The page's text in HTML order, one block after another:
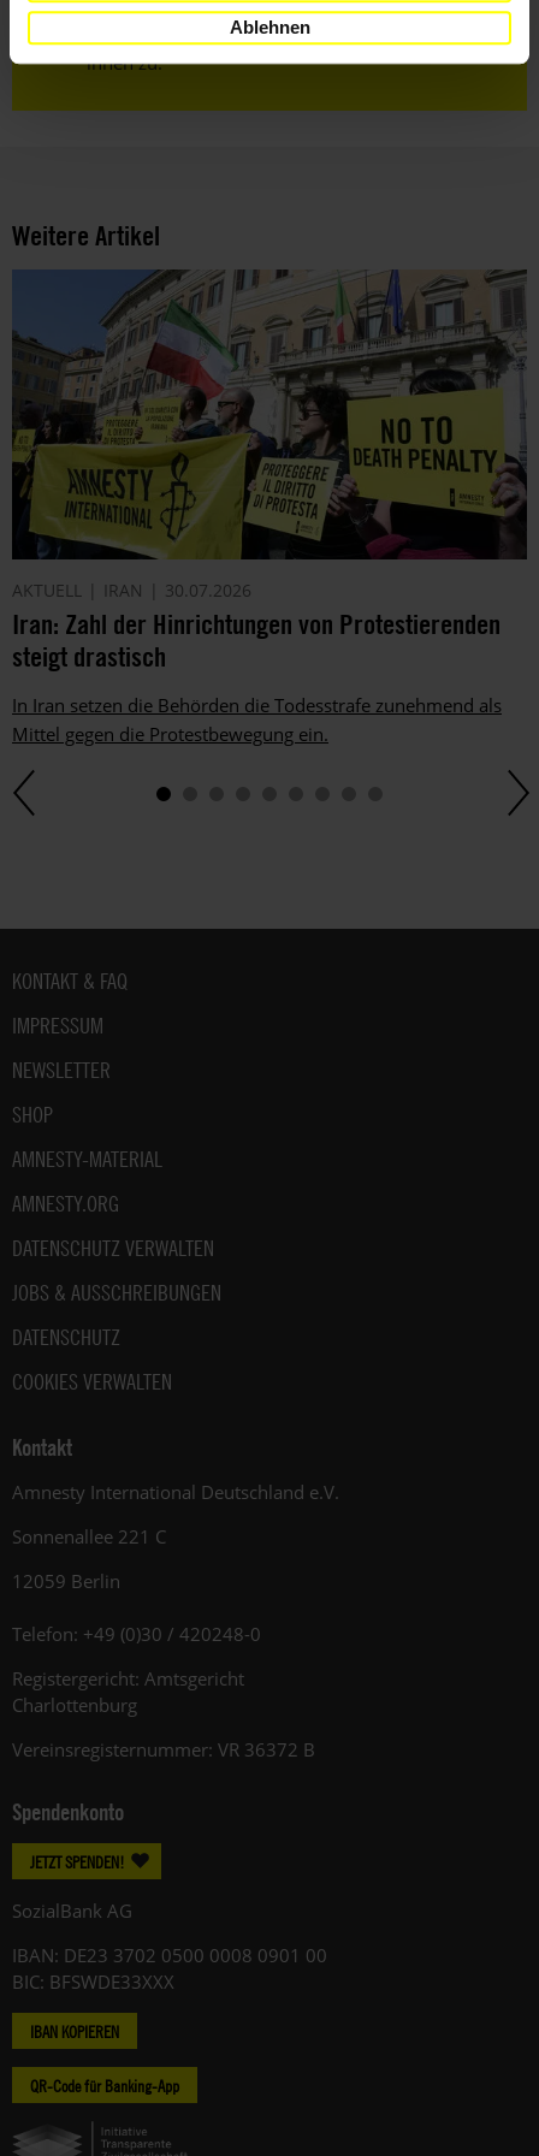
Ablehnen
Ich habe dieDatenschutzrichtlinieund die
Nutzungsbedingungengelesen und stimme
ihnen zu.
Weitere Artikel
AKTUELL IRAN 30.07.2026
Iran: Zahl der Hinrichtungen von Protestierenden
steigt drastisch
In Iran setzen die Behörden die Todesstrafe zunehmend als
Mittel gegen die Protestbewegung ein.
Fußbereich
KONTAKT & FAQ
IMPRESSUM
NEWSLETTER
SHOP
AMNESTY-MATERIAL
AMNESTY.ORG
DATENSCHUTZ VERWALTEN
JOBS & AUSSCHREIBUNGEN
DATENSCHUTZ
COOKIES VERWALTEN
Kontakt
Amnesty International Deutschland e.V.
Sonnenallee 221 C
12059 Berlin
Telefon: +49 (0)30 / 420248-0
Registergericht: Amtsgericht
Charlottenburg
Vereinsregisternummer: VR 36372 B
Spendenkonto
JETZT SPENDEN!
SozialBank AG
IBAN: DE23 3702 0500 0008 0901 00
BIC: BFSWDE33XXX
IBAN KOPIEREN
QR-Code für Banking-App